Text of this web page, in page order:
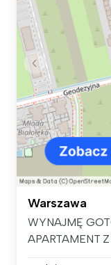
Warszawa
WYNAJMĘ
APARTAMENT Z